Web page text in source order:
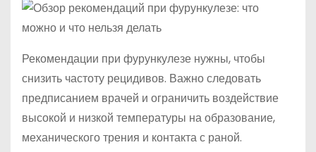
Рекомендации при фурункулезе нужны, чтобы
снизить частоту рецидивов. Важно следовать
предписанием врачей и ограничить воздействие
высокой и низкой температуры на образование,
механического трения и контакта с раной.